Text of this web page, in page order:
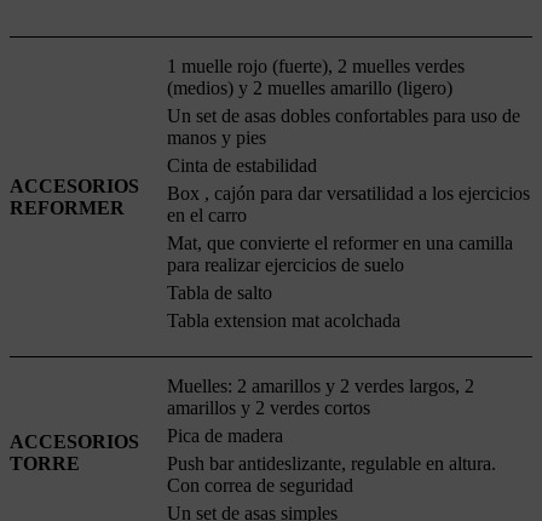
ACCESORIOS
REFORMER
1 muelle rojo (fuerte), 2 muelles verdes
(medios) y 2 muelles amarillo (ligero)
Un set de asas dobles confortables para uso de
manos y pies
Cinta de estabilidad
Box , cajón para dar versatilidad a los ejercicios
en el carro
Mat, que convierte el reformer en una camilla
para realizar ejercicios de suelo
Tabla de salto
Tabla extension mat acolchada
ACCESORIOS
TORRE
Muelles: 2 amarillos y 2 verdes largos, 2
amarillos y 2 verdes cortos
Pica de madera
Push bar antideslizante, regulable en altura.
Con correa de seguridad
Un set de asas simples